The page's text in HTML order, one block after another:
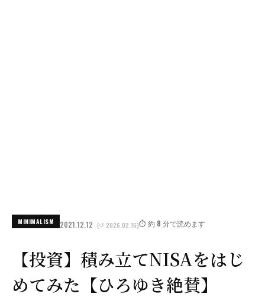
MINIMALISM 2021.12.12 (↺ 2026.02.16)⏱️ 約 8 分で読めます
【投資】積み立てNISAをはじ
めてみた【ひろゆき絶賛】